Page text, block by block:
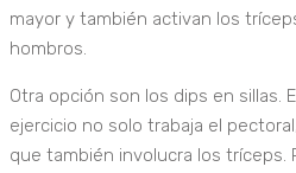
mayor y también activan los
hombros.
Otra opción son los dips en sillas.
ejercicio no solo trabaja el
que también involucra los tríceps.